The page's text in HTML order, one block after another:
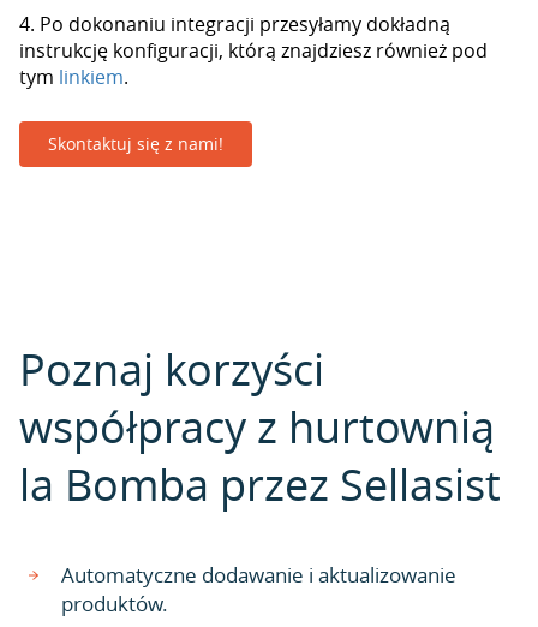
4. Po dokonaniu integracji przesyłamy dokładną
instrukcję konfiguracji, którą znajdziesz również pod
tym linkiem.
Skontaktuj się z nami!
Poznaj korzyści
współpracy z hurtownią
la Bomba przez Sellasist
Automatyczne dodawanie i aktualizowanie
produktów.